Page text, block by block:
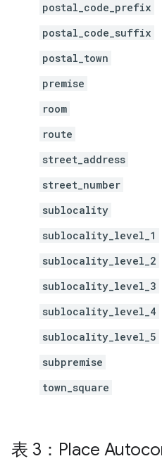
postal_code_prefix
postal_code_suffix
postal_town
premise
room
route
street_address
street_number
sublocality
sublocality_level_1
sublocality_level_2
sublocality_level_3
sublocality_level_4
sublocality_level_5
subpremise
town_square
表 3：Place